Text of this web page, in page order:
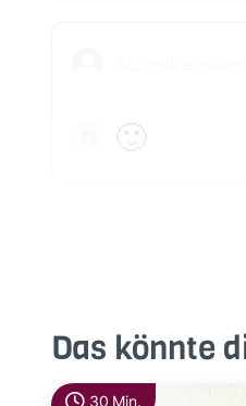
🙂
Das könnte
30 Min.